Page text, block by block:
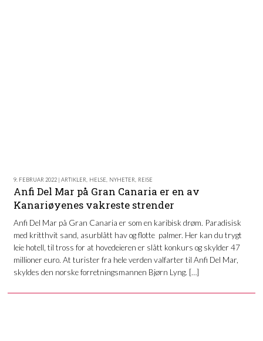
9. FEBRUAR 2022 | ARTIKLER HELSE NYHETER REISE
Anfi Del Mar på Gran Canaria er en av
Kanariøyenes vakreste strender
Anfi Del Mar på Gran Canaria er som en karibisk drøm. Paradisisk
med kritthvit sand, asurblått hav og flotte palmer. Her kan du trygt
leie hotell, til tross for at hovedeieren er slått konkurs og skylder 47
millioner euro. At turister fra hele verden valfarter til Anfi Del Mar,
skyldes den norske forretningsmannen Bjørn Lyng. […]